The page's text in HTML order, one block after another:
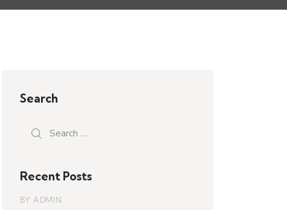
Search
Search
Recent Posts
BY ADMIN